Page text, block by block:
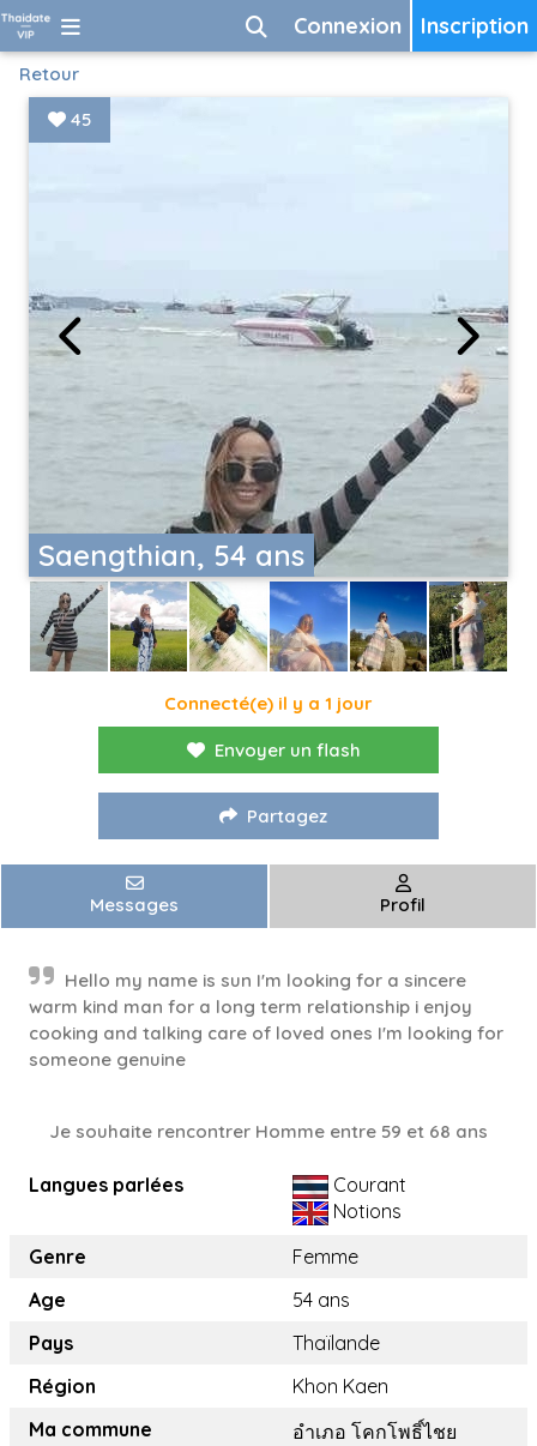
Inscription
Connexion
Retour
Saengthian, 54 ans
45
Connecté(e) il y a 1 jour
Envoyer un flash
Partagez
Messages Profil
Hello my name is sun I'm looking for a sincere
warm kind man for a long term relationship i enjoy
cooking and talking care of loved ones I'm looking for
someone genuine
Je souhaite rencontrer Homme entre 59 et 68 ans
Langues parlées
Courant
Notions
Genre
Femme
Age
54 ans
Pays
Thaïlande
Région
Khon Kaen
Ma commune
อำเภอ โคกโพธิ์ไชย